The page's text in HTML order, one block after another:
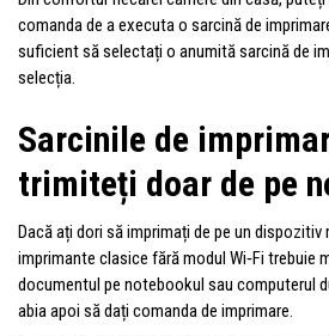
comanda de a executa o sarcină de
suficient să selectați o anumită sarcină de
selecția.
Sarcinile de
trimiteți doar de pe
Dacă ați dori să imprimați de pe un
imprimante clasice fără modul Wi‑Fi trebuie
documentul pe notebookul sau computerul
abia apoi să dați comanda de imprimare.